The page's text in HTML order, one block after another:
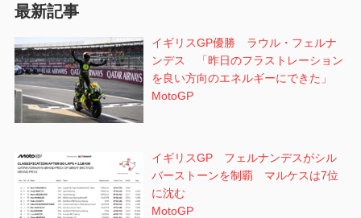
ン
最新記事
イギリスGP優勝 ラウル・フェルナ
ンデス 「昨日のフラストレーション
を良い方向のエネルギーにできた」
MotoGP
イギリスGP フェルナンデスがシル
バーストーンを制覇 マルケスは7位
に沈む
MotoGP